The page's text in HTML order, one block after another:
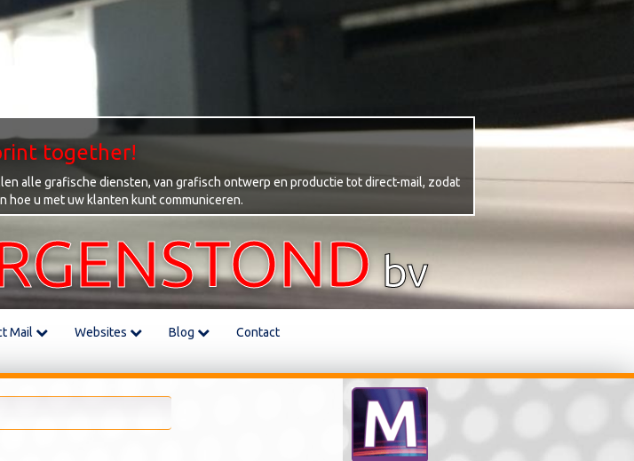
together!
alle grafische diensten, van grafisch ontwerp en productie tot direct-mail, zodat
hoe u met uw klanten kunt communiceren.
bv
Mail Websites Blog Contact